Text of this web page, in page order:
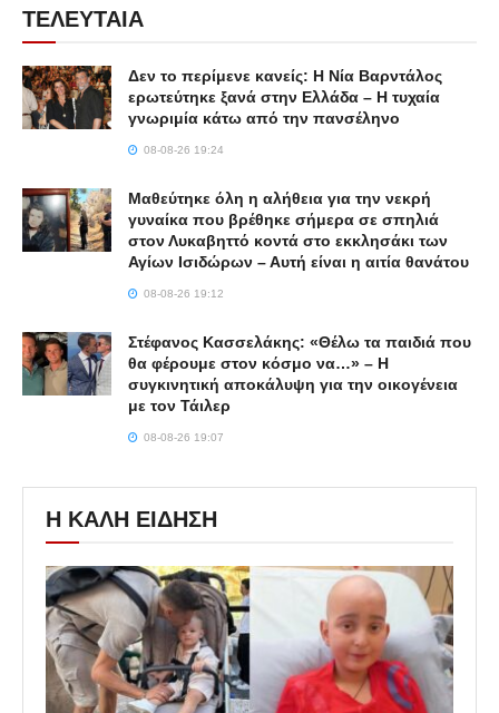
ΤΕΛΕΥΤΑΙΑ
Δεν το περίμενε κανείς: Η Νία Βαρντάλος
ερωτεύτηκε ξανά στην Ελλάδα – Η τυχαία
γνωριμία κάτω από την πανσέληνο
08-08-26 19:24
Μαθεύτηκε όλη η αλήθεια για την νεκρή
γυναίκα που βρέθηκε σήμερα σε σπηλιά
στον Λυκαβηττό κοντά στο εκκλησάκι των
Αγίων Ισιδώρων – Αυτή είναι η αιτία θανάτου
08-08-26 19:12
Στέφανος Κασσελάκης: «Θέλω τα παιδιά που
θα φέρουμε στον κόσμο να…» – Η
συγκινητική αποκάλυψη για την οικογένεια
με τον Τάιλερ
08-08-26 19:07
Η ΚΑΛΗ ΕΙΔΗΣΗ